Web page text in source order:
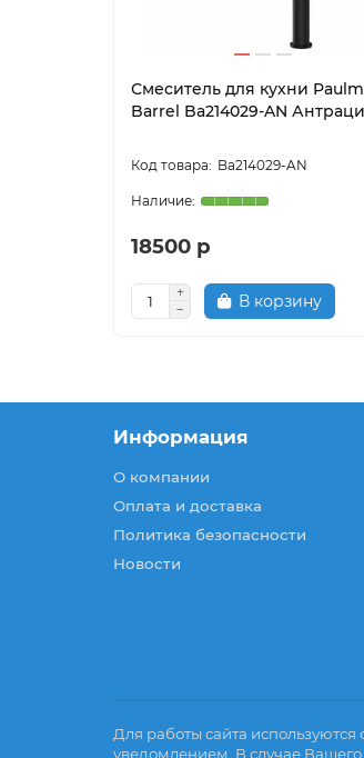
Смеситель для кухни
Barrel Ba214029-AN
Ba214029-AN
18500 р
В корзину
Информация
О компании
Оплата и доставка
Политика безопасности
Новости
Для работы сайта
уведомлением. В случае Вашего